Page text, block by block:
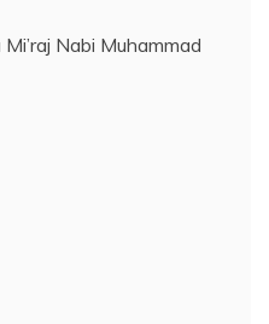
Nabi Muhammad